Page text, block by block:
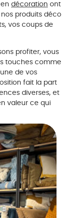
décoration ont
produits déco
vos coups de
profiter, vous
touches comme
de vos
fait la part
diverses, et
valeur ce qui